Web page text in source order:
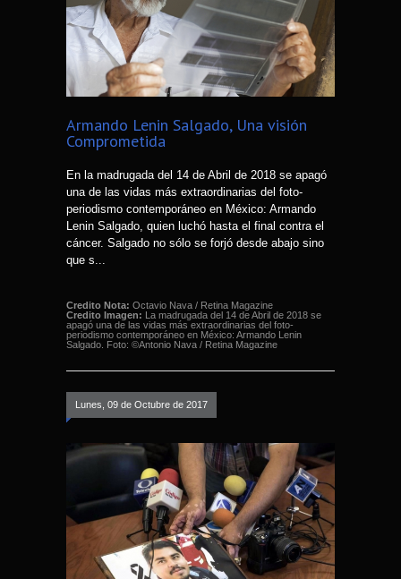
Armando Lenin Salgado, Una visión
Comprometida
En la madrugada del 14 de Abril de 2018 se apagó
una de las vidas más extraordinarias del foto-
periodismo contemporáneo en México: Armando
Lenin Salgado, quien luchó hasta el final contra el
cáncer. Salgado no sólo se forjó desde abajo sino
que s...
Credito Nota: Octavio Nava / Retina Magazine
Credito Imagen: La madrugada del 14 de Abril de 2018 se
apagó una de las vidas más extraordinarias del foto-
periodismo contemporáneo en México: Armando Lenin
Salgado. Foto: ©Antonio Nava / Retina Magazine
Lunes, 09 de Octubre de 2017